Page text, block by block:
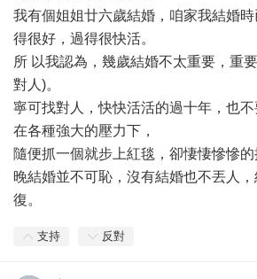
我有個姐姐廿六歲結婚，咱家我結婚
得很好，過得很快活。
所 以我認為，幾歲結婚不太重要，重
對人)。
寧可找對人，快快活活的過十年，也
在各種強大的壓力下，
隨便抓一個就步上紅毯，卻悽悽慘慘的
晚結婚並不可恥，沒有結婚也不丟人
復。
支持 反對